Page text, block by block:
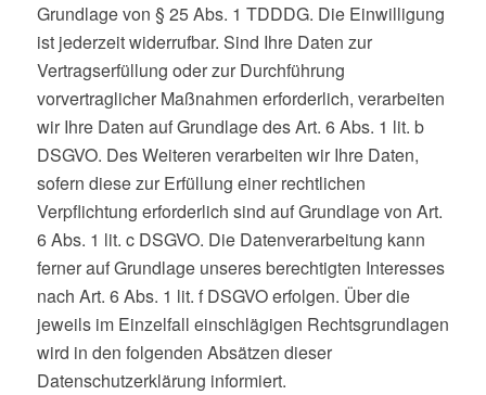
Grundlage von § 25 Abs. 1 TDDDG. Die Einwilligung
ist jederzeit widerrufbar. Sind Ihre Daten zur
Vertragserfüllung oder zur Durchführung
vorvertraglicher Maßnahmen erforderlich, verarbeiten
wir Ihre Daten auf Grundlage des Art. 6 Abs. 1 lit. b
DSGVO. Des Weiteren verarbeiten wir Ihre Daten,
sofern diese zur Erfüllung einer rechtlichen
Verpflichtung erforderlich sind auf Grundlage von Art.
6 Abs. 1 lit. c DSGVO. Die Datenverarbeitung kann
ferner auf Grundlage unseres berechtigten Interesses
nach Art. 6 Abs. 1 lit. f DSGVO erfolgen. Über die
jeweils im Einzelfall einschlägigen Rechtsgrundlagen
wird in den folgenden Absätzen dieser
Datenschutzerklärung informiert.